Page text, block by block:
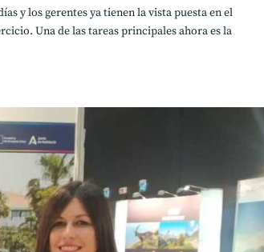
y los gerentes ya tienen la vista puesta en el
Una de las tareas principales ahora es la